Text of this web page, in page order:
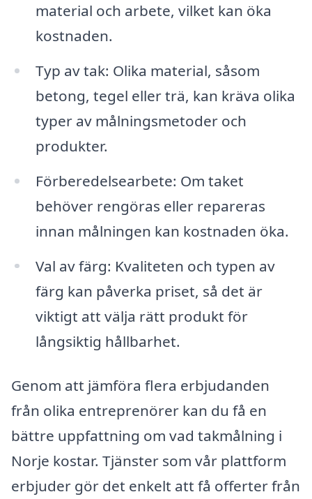
material och arbete, vilket kan öka
kostnaden.
Typ av tak: Olika material, såsom
betong, tegel eller trä, kan kräva olika
typer av målningsmetoder och
produkter.
Förberedelsearbete: Om taket
behöver rengöras eller repareras
innan målningen kan kostnaden öka.
Val av färg: Kvaliteten och typen av
färg kan påverka priset, så det är
viktigt att välja rätt produkt för
långsiktig hållbarhet.
Genom att jämföra flera erbjudanden
från olika entreprenörer kan du få en
bättre uppfattning om vad takmålning i
Norje kostar. Tjänster som vår plattform
erbjuder gör det enkelt att få offerter från